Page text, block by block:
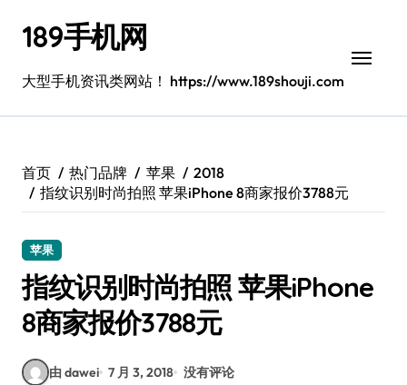
189手机网
大型手机资讯类网站！ https://www.189shouji.com
首页 热门品牌 苹果
2018
指纹识别时尚拍照 苹果iPhone 8商家报价3788元
苹果
指纹识别时尚拍照 苹果iPhone
8商家报价3788元
由 dawei 7 月 3, 2018 没有评论